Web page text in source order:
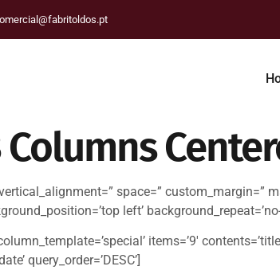
space=” custom_margin=”
left’
items=’9′
query_order=’DESC’]